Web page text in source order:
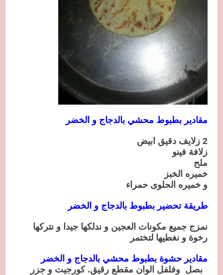
مقادير بطبوط محشي بالدجاج و الخضر
2 زلايف دقيق ابيض
زلافة فينو
ملح
خميره الخبز
و خميره الحلوى حمراء
طريقة تحضير بطبوط بالدجاج و الخضر
نمزج جميع مكونات العجين و ندلكها جيدا و نتركها
رخوة و نغطيها لتختمر
مقادير حشوة بطبوط محشي بالدجاج و الخضر
بصل وفلفل الوان مقطع رقيق. كورجيت و جزر